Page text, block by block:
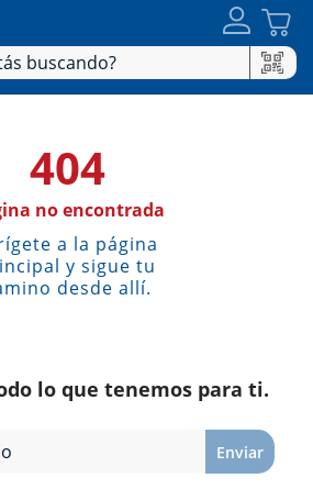
404
no encontrada
a la página
y sigue tu
desde allí.
lo que tenemos para ti.
Enviar